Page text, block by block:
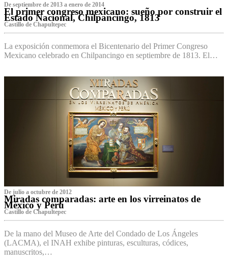
De septiembre de 2013 a enero de 2014
El primer congreso mexicano: sueño por construir el
Estado Nacional, Chilpancingo, 1813
Castillo de Chapultepec
La exposición conmemora el Bicentenario del Primer Congreso
Mexicano celebrado en Chilpancingo en septiembre de 1813. El…
De julio a octubre de 2012
Miradas comparadas: arte en los virreinatos de
México y Perú
Castillo de Chapultepec
De la mano del Museo de Arte del Condado de Los Ángeles
(LACMA), el INAH exhibe pinturas, esculturas, códices,
manuscritos,…